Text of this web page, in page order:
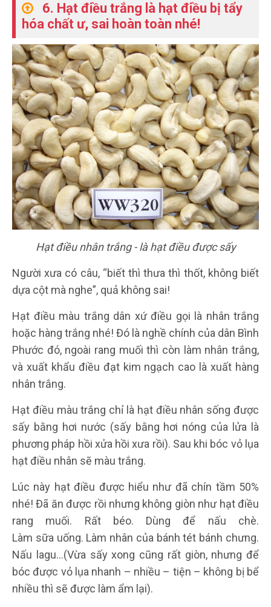
6. Hạt điều trắng là hạt điều bị tẩy
hóa chất ư, sai hoàn toàn nhé!
Hạt điều nhân trắng - là hạt điều được sấy
Người xưa có câu, “biết thì thưa thì thốt, không biết
dựa cột mà nghe”, quả không sai!
Hạt điều màu trắng dân xứ điều gọi là nhân trắng
hoặc hàng trắng nhé! Đó là nghề chính của dân Bình
Phước đó, ngoài rang muối thì còn làm nhân trắng,
và xuất khẩu điều đạt kim ngạch cao là xuất hàng
nhân trắng.
Hạt điều màu trắng chỉ là hạt điều nhân sống được
sấy bằng hơi nước (sấy bằng hơi nóng của lửa là
phương pháp hồi xửa hồi xưa rồi). Sau khi bóc vỏ lụa
hạt điều nhân sẽ màu trắng.
Lúc này hạt điều được hiểu như đã chín tầm 50%
nhé! Đã ăn được rồi nhưng không giòn như hạt điều
rang muối. Rất béo. Dùng để nấu chè.
Làm sữa uống. Làm nhân của bánh tét bánh chưng.
Nấu lagu...(Vừa sấy xong cũng rất giòn, nhưng để
bóc được vỏ lụa nhanh – nhiều – tiện – không bị bể
nhiều thì sẽ được làm ẩm lại).